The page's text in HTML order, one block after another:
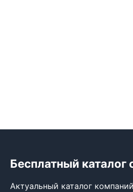
Бесплатный каталог
Актуальный каталог